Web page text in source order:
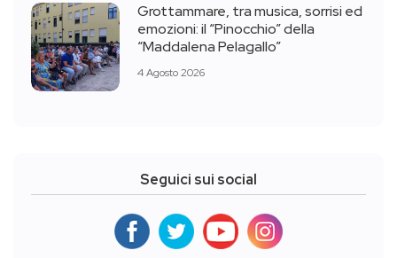
Grottammare, tra musica, sorrisi ed
emozioni: il “Pinocchio” della
“Maddalena Pelagallo”
4 Agosto 2026
Seguici sui social